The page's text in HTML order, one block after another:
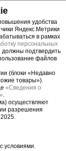
10,4
Россия
2011
как в
из
удобства
Яндекс.Метрики
в рамках
персональных
должны подтвердить
файлов
(блоки «Недавно
товары»).
«Сведения о
.
осуществляют
разрешения
условиями.